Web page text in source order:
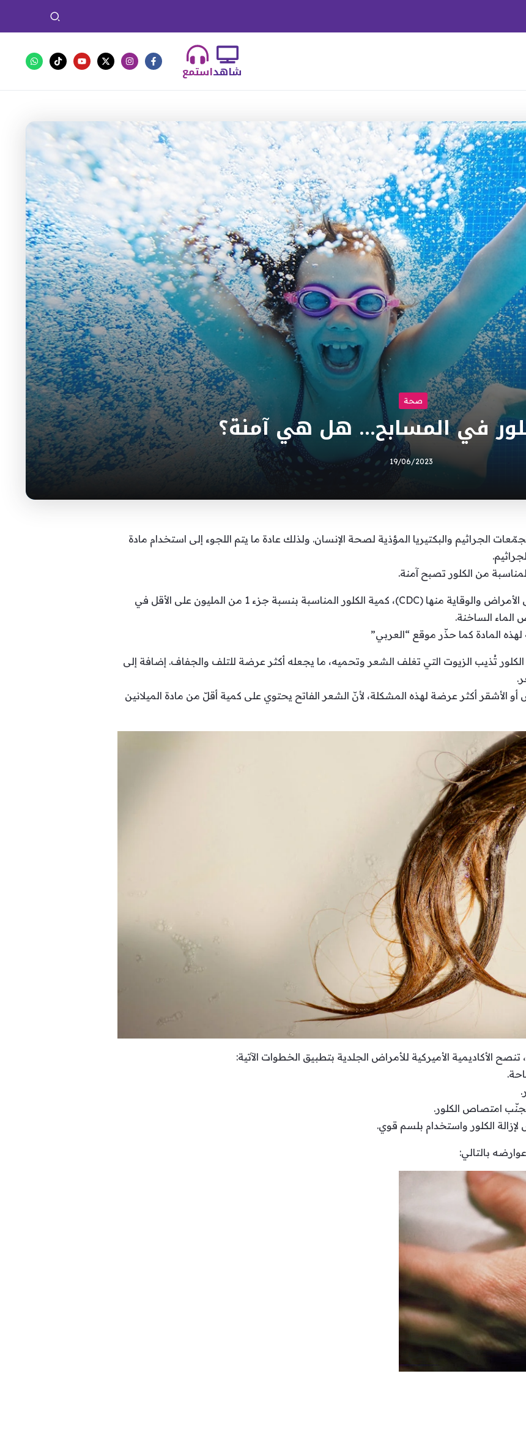
استمعشاهد
صحة
في المسابح… هل هي آمنة؟
19/06/2023
الجراثيم والبكتيريا المؤذية لصحة الإنسان. ولذلك عادة ما يتم اللجوء إلى استخدام مادة
من الكلور تصبح آمنة.
في هذا السياق، حددت مراكز السيطرة على الأمراض والوقاية منها (CDC)، كمية الكلور المناسبة بنسبة جزء 1 من المليون على الأقل في
المادة كما حذّر موقع “العربي”
تُذيب الزيوت التي تغلف الشعر وتحميه، ما يجعله أكثر عرضة للتلف والجفاف. إضافة إلى
الأشقر أكثر عرضة لهذه المشكلة، لأنّ الشعر الفاتح يحتوي على كمية أقلّ من مادة الميلانين
الأكاديمية الأميركية للأمراض الجلدية بتطبيق الخطوات الآتية:
امتصاص الكلور.
الكلور واستخدام بلسم قوي.
بالتالي: